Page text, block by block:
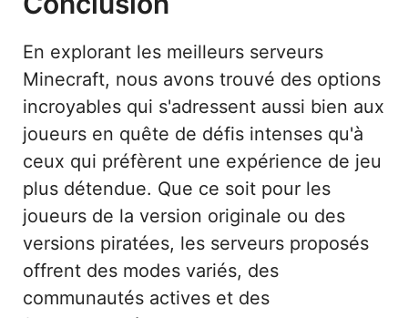
En explorant les meilleurs serveurs
Minecraft, nous avons trouvé des options
incroyables qui s'adressent aussi bien aux
joueurs en quête de défis intenses qu'à
ceux qui préfèrent une expérience de jeu
plus détendue. Que ce soit pour les
joueurs de la version originale ou des
versions piratées, les serveurs proposés
offrent des modes variés, des
communautés actives et des